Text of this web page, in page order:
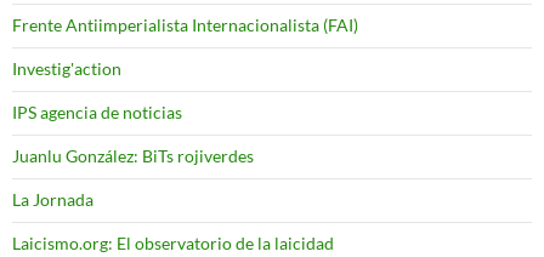
Frente Antiimperialista Internacionalista (FAI)
Investig'action
IPS agencia de noticias
Juanlu González: BiTs rojiverdes
La Jornada
Laicismo.org: El observatorio de la laicidad